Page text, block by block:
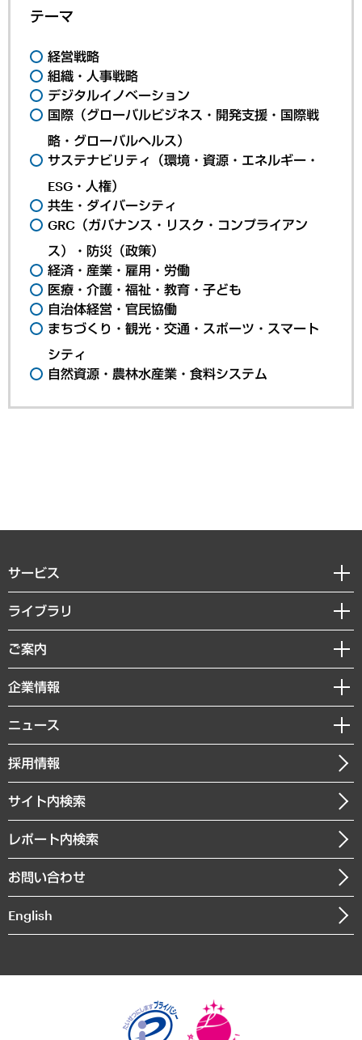
テーマ
経営戦略
組織・人事戦略
デジタルイノベーション
国際（グローバルビジネス・開発支援・国際戦
略・グローバルヘルス）
サステナビリティ（環境・資源・エネルギー・
ESG・人権）
共生・ダイバーシティ
GRC（ガバナンス・リスク・コンプライアン
ス）・防災（政策）
経済・産業・雇用・労働
医療・介護・福祉・教育・子ども
自治体経営・官民協働
まちづくり・観光・交通・スポーツ・スマート
シティ
自然資源・農林水産業・食料システム
サービス
経営戦略
組織・人事戦略
デジタルイノベーション
共生・ダイバーシティ
GRC（ガバナンス・リスク・コンプライアンス）・防災（政策）
経済・産業・雇用・労働
まちづくり・観光・交通・スポーツ・スマートシティ
自然資源・農林水産業・食料システム
ライブラリ
経済調査
レポート
コラム
経営用語集
受託・受注実績（官公庁関連）
メディア掲載・出演
ご案内
セミナー・イベント情報
MUFGビジネスセミナー
受託案件情報
企業情報
私たちの想い
社長メッセージ
会社概要
沿革
組織図・本部部室紹介
インドネシア現地法人
個人情報保護方針
ニュース
ニュースリリース
お知らせ
採用情報
サイト内検索
レポート内検索
お問い合わせ
English